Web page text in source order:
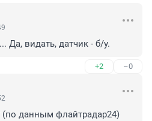
Да, видать, датчик - б/у.
+2 –0
(по данным флайтрадар24)